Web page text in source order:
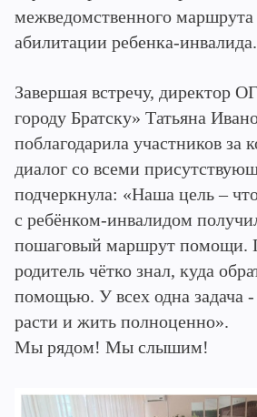
межведомственного
абилитации ребенка-инвалида.
Завершая встречу, директор
городу Братску» Татьяна
поблагодарила участников за
диалог со всеми
подчеркнула: «Наша цель –
с ребёнком-инвалидом
пошаговый маршрут помощи.
родитель чётко знал, куда
помощью. У всех одна задача
расти и жить полноценно».
Мы рядом! Мы слышим!